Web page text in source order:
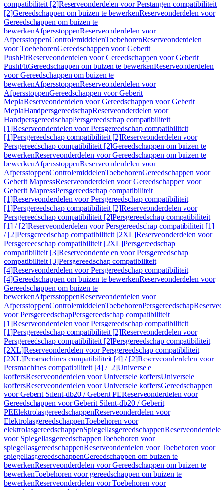
compatibiliteit [2]Reserveonderdelen voor Perstangen compatibiliteit
[2]Gereedschappen om buizen te bewerkenReserveonderdelen voor
Gereedschappen om buizen te
bewerkenAfpersstoppenReserveonderdelen voor
AfpersstoppenControlemiddelenToebehorenReserveonderdelen
voor ToebehorenGereedschappen voor Geberit
PushFitReserveonderdelen voor Gereedschappen voor Geberit
PushFitGereedschappen om buizen te bewerkenReserveonderdelen
voor Gereedschappen om buizen te
bewerkenAfpersstoppenReserveonderdelen voor
AfpersstoppenGereedschappen voor Geberit
MeplaReserveonderdelen voor Gereedschappen voor Geberit
MeplaHandpersgereedschapReserveonderdelen voor
HandpersgereedschapPersgereedschap compatibiliteit
[1]Reserveonderdelen voor Persgereedschap compatibiliteit
[1]Persgereedschap compatibiliteit [2]Reserveonderdelen voor
Persgereedschap compatibiliteit [2]Gereedschappen om buizen te
bewerkenReserveonderdelen voor Gereedschappen om buizen te
bewerkenAfpersstoppenReserveonderdelen voor
AfpersstoppenControlemiddelenToebehorenGereedschappen voor
Geberit MapressReserveonderdelen voor Gereedschappen voor
Geberit MapressPersgereedschap compatibiliteit
[1]Reserveonderdelen voor Persgereedschap compatibiliteit
[1]Persgereedschap compatibiliteit [2]Reserveonderdelen voor
Persgereedschap compatibiliteit [2]Persgereedschap compatibiliteit
[1] / [2]Reserveonderdelen voor Persgereedschap compatibiliteit [1]
/ [2]Persgereedschap compatibiliteit [2XL]Reserveonderdelen voor
Persgereedschap compatibiliteit [2XL]Persgereedschap
compatibiliteit [3]Reserveonderdelen voor Persgereedschap
compatibiliteit [3]Persgereedschap compatibiliteit
[4]Reserveonderdelen voor Persgereedschap compatibiliteit
[4]Gereedschappen om buizen te bewerkenReserveonderdelen voor
Gereedschappen om buizen te
bewerkenAfpersstoppenReserveonderdelen voor
AfpersstoppenControlemiddelenToebehorenPersgereedschap
voor PersgereedschapPersgereedschap compatibiliteit
[1]Reserveonderdelen voor Persgereedschap compatibiliteit
[1]Persgereedschap compatibiliteit [2]Reserveonderdelen voor
Persgereedschap compatibiliteit [2]Persgereedschap compatibiliteit
[2XL]Reserveonderdelen voor Persgereedschap compatibiliteit
[2XL]Persmachines compatibiliteit [4] / [2]Reserveonderdelen voor
Persmachines compatibiliteit [4] / [2]Universele
koffersReserveonderdelen voor Universele koffersUniversele
koffersReserveonderdelen voor Universele koffersGereedschappen
voor Geberit Silent-db20 / Geberit PEReserveonderdelen voor
Gereedschappen voor Geberit Silent-db20 / Geberit
PEElektrolasgereedschappenReserveonderdelen voor
ElektrolasgereedschappenToebehoren voor
elektrolasgereedschappenSpiegellasgereedschappen
voor SpiegellasgereedschappenToebehoren voor
spiegellasgereedschappenReserveonderdelen voor Toebehoren voor
spiegellasgereedschappenGereedschappen om buizen te
bewerkenReserveonderdelen voor Gereedschappen om buizen te
bewerkenToebehoren voor gereedschappen om buizen te
bewerkenReserveonderdelen voor Toebehoren voor